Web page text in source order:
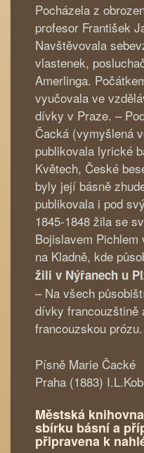
Pocházela z
profesor František
Navštěvovala
vlastenek,
Amerlinga.
vyučovala ve
dívky v Praze. –
Čacká (vymyšlená
publikovala lyrické
Květech, České
byly její básně
publikovala i pod
1845-1848 žila se
Bojislavem Pichlem
na Kladně, kde
žili v Nýřanech u
– Na všech
dívky francouzštině
francouzskou prózu.
Písně Marie Čacké
Praha (1883)
Městská
sbírku básní a
připravena k